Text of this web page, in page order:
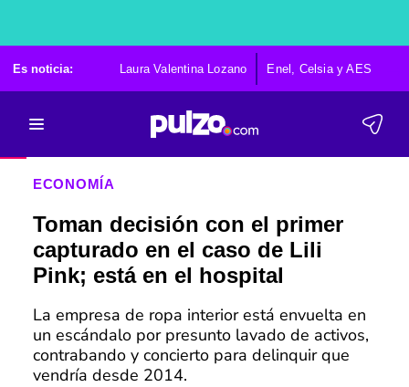
Es noticia: Laura Valentina Lozano Enel, Celsia y AES
ECONOMÍA
Toman decisión con el primer
capturado en el caso de Lili
Pink; está en el hospital
La empresa de ropa interior está envuelta en
un escándalo por presunto lavado de activos,
contrabando y concierto para delinquir que
vendría desde 2014.